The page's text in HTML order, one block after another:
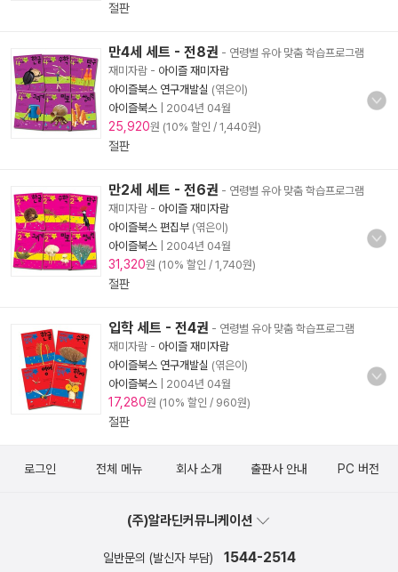
절판
만4세 세트 - 전8권 - 연령별 유아 맞춤 학습프로그램
재미자람 - 아이즐 재미자람
아이즐북스 연구개발실 (엮은이)
아이즐북스
2004년 04월
25,920원 (10% 할인 / 1,440원)
절판
만2세 세트 - 전6권 - 연령별 유아 맞춤 학습프로그램
재미자람 - 아이즐 재미자람
아이즐북스 편집부 (엮은이)
아이즐북스
2004년 04월
31,320원 (10% 할인 / 1,740원)
절판
입학 세트 - 전4권 - 연령별 유아 맞춤 학습프로그램
재미자람 - 아이즐 재미자람
아이즐북스 연구개발실 (엮은이)
아이즐북스
2004년 04월
17,280원 (10% 할인 / 960원)
절판
로그인 전체 메뉴 회사 소개 출판사 안내 PC 버전
(주)알라딘커뮤니케이션
일반문의 (발신자 부담) 1544-2514